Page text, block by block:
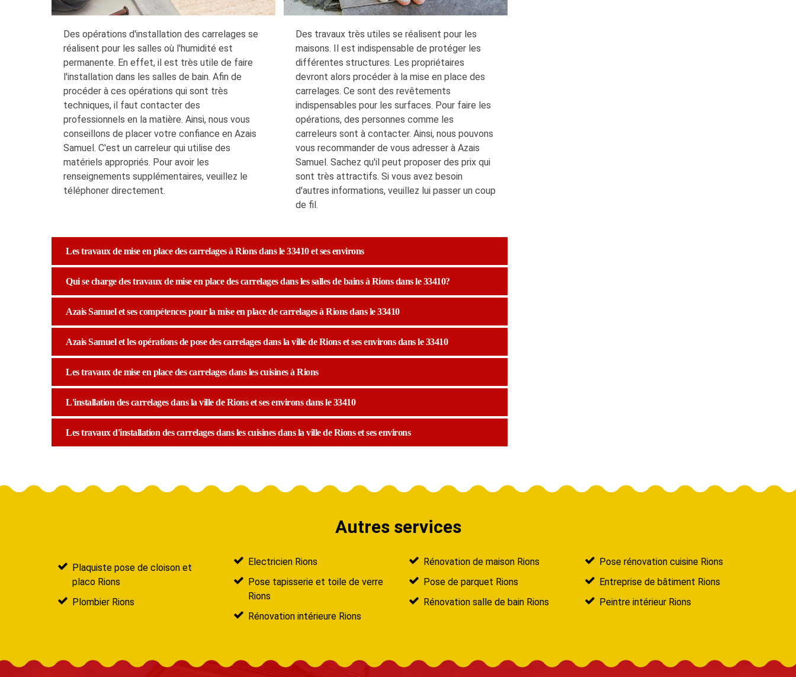
Des opérations d'installation des carrelages se
réalisent pour les salles où l'humidité est
permanente. En effet, il est très utile de faire
l'installation dans les salles de bain. Afin de
procéder à ces opérations qui sont très
techniques, il faut contacter des
professionnels en la matière. Ainsi, nous vous
conseillons de placer votre confiance en Azais
Samuel. C'est un carreleur qui utilise des
matériels appropriés. Pour avoir les
renseignements supplémentaires, veuillez le
téléphoner directement.
Des travaux très utiles se réalisent pour les
maisons. Il est indispensable de protéger les
différentes structures. Les propriétaires
devront alors procéder à la mise en place des
carrelages. Ce sont des revêtements
indispensables pour les surfaces. Pour faire les
opérations, des personnes comme les
carreleurs sont à contacter. Ainsi, nous pouvons
vous recommander de vous adresser à Azais
Samuel. Sachez qu'il peut proposer des prix qui
sont très attractifs. Si vous avez besoin
d'autres informations, veuillez lui passer un coup
de fil.
Les travaux de mise en place des carrelages à Rions dans le 33410 et ses environs
Qui se charge des travaux de mise en place des carrelages dans les salles de bains à Rions dans le 33410?
Azais Samuel et ses compétences pour la mise en place de carrelages à Rions dans le 33410
Azais Samuel et les opérations de pose des carrelages dans la ville de Rions et ses environs dans le 33410
Les travaux de mise en place des carrelages dans les cuisines à Rions
L'installation des carrelages dans la ville de Rions et ses environs dans le 33410
Les travaux d'installation des carrelages dans les cuisines dans la ville de Rions et ses environs
Autres services
Plaquiste pose de cloison et
placo Rions
Plombier Rions
Electricien Rions
Pose tapisserie et toile de verre
Rions
Rénovation intérieure Rions
Rénovation de maison Rions
Pose de parquet Rions
Rénovation salle de bain Rions
Pose rénovation cuisine Rions
Entreprise de bâtiment Rions
Peintre intérieur Rions